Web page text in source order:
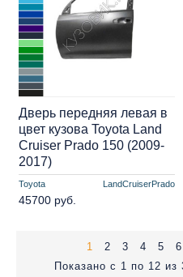
Toyota LandCruiserPrado
Дверь передняя левая в
цвет кузова Toyota Land
Cruiser Prado 150 (2009-
2017)
45700 руб.
1 2 3 4 5 6
Показано с 1 по 12 из